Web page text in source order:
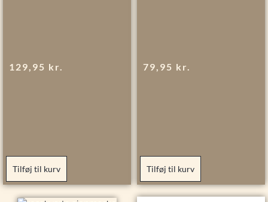
129,95 kr.
Tilføj til kurv
79,95 kr.
Tilføj til kurv